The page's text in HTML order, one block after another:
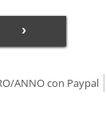
›
ANNO con Paypal